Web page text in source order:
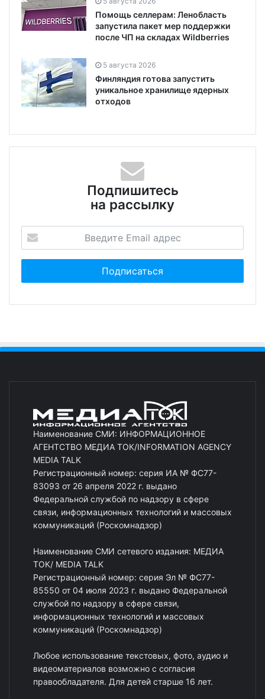
Помощь селлерам: Ленобласть
запустила пакет мер поддержки
после ЧП на складах Wildberries
5 августа 2026
Финляндия готова запустить
уникальное хранилище ядерных
отходов
Подпишитесь
на рассылку
Наименование СМИ: ИНФОРМАЦИОННОЕ
АГЕНТСТВО МЕДИА ТОК/INFORMATION AGENCY
MEDIA TALK
Регистрационный номер: серия ИА № ФС77-
83093 от 26 апреля 2022 г. выдано
Федеральной службой по надзору в сфере
связи, информационных технологий и массовых
коммуникаций (Роскомнадзор)
Наименование СМИ сетевого издания: МЕДИА
ТОК/ MEDIA TALK
Регистрационный номер: серия Эл № ФС77-
85550 от 04 июля 2023 г. выдано Федеральной
службой по надзору в сфере связи,
информационных технологий и массовых
коммуникаций (Роскомнадзор)
Любое использование текстовых, фото, аудио и
видеоматериалов возможно с согласия
правообладателя. Для детей старше 16 лет.